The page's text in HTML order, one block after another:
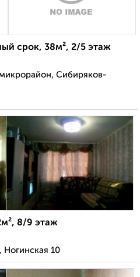
срок, 38м², 2/5 этаж
Сибиряков-
8/9 этаж
Ногинская 10